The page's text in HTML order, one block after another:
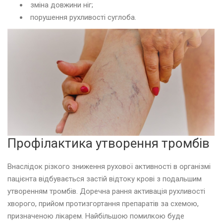
зміна довжини ніг;
порушення рухливості суглоба.
Профілактика утворення тромбів
Внаслідок різкого зниження рухової активності в організмі
пацієнта відбувається застій відтоку крові з подальшим
утворенням тромбів. Доречна рання активація рухливості
хворого, прийом протизгортання препаратів за схемою,
призначеною лікарем. Найбільшою помилкою буде